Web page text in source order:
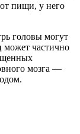
пищи, у него
головы могут
может частично
мозга —